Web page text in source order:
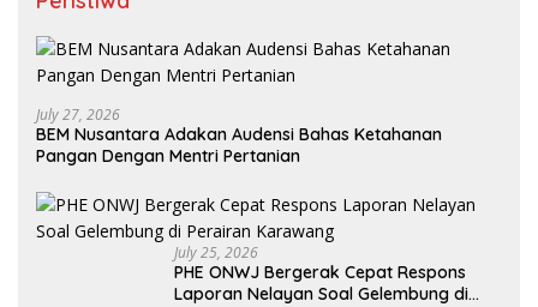
July 27, 2026
BEM Nusantara Adakan Audensi Bahas Ketahanan
Pangan Dengan Mentri Pertanian
July 25, 2026
PHE ONWJ Bergerak Cepat Respons
Laporan Nelayan Soal Gelembung di